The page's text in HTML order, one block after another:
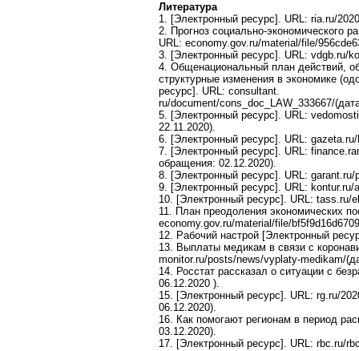
Литература
1. [Электронный ресурс]. URL: ria.ru/
2. Прогноз социально-экономического
URL: economy.gov.ru/material/file/
3. [Электронный ресурс]. URL: vdgb.ru/
4. Общенациональный план действий,
структурные изменения в экономике
ресурс]. URL: consultant.
ru/document/cons_doc_LAW_333667/
5. [Электронный ресурс]. URL:
22.11.2020).
6. [Электронный ресурс]. URL:
7. [Электронный ресурс]. URL:
обращения: 02.12.2020).
8. [Электронный ресурс]. URL:
9. [Электронный ресурс]. URL:
10. [Электронный ресурс]. URL: tass.ru/
11. План преодоления экономических
economy.gov.ru/material/file/
12. Рабочий настрой [Электронный
13. Выплаты медикам в связи с
monitor.ru/posts/news/vyplaty-medikam/
14. Росстат рассказал о ситуации с
06.12.2020 ).
15. [Электронный ресурс]. URL: rg.ru/
06.12.2020).
16. Как помогают регионам в период
03.12.2020).
17. [Электронный ресурс]. URL: rbc.ru/